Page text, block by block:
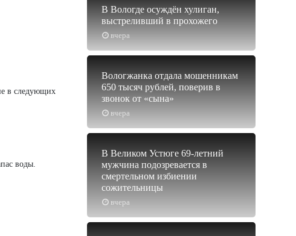
в следующих
воды.
вчера
В Вологде осуждён хулиган,
выстреливший в прохожего
вчера
Вологжанка отдала мошенникам
650 тысяч рублей, поверив в
звонок от «сына»
вчера
В Великом Устюге 69-летний
мужчина подозревается в
смертельном избиении
сожительницы